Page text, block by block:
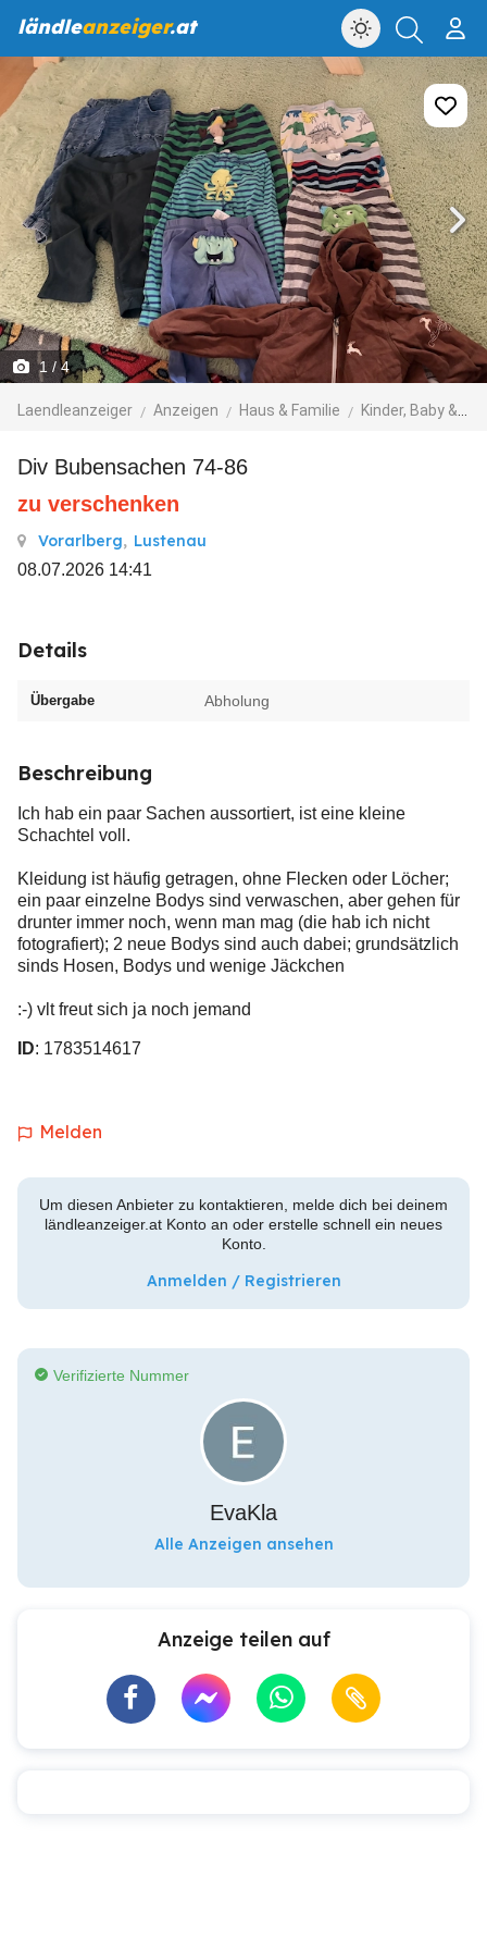
ländleanzeiger.at
1 / 4
Laendleanzeiger Anzeigen Haus & Familie Kinder, Baby & Spielzeug
Div Bubensachen 74-86
zu verschenken
Vorarlberg, Lustenau
08.07.2026 14:41
Details
Übergabe Abholung
Beschreibung
Ich hab ein paar Sachen aussortiert, ist eine kleine
Schachtel voll.
Kleidung ist häufig getragen, ohne Flecken oder Löcher;
ein paar einzelne Bodys sind verwaschen, aber gehen für
drunter immer noch, wenn man mag (die hab ich nicht
fotografiert); 2 neue Bodys sind auch dabei; grundsätzlich
sinds Hosen, Bodys und wenige Jäckchen
:-) vlt freut sich ja noch jemand
ID: 1783514617
Melden
Um diesen Anbieter zu kontaktieren, melde dich bei deinem
ländleanzeiger.at Konto an oder erstelle schnell ein neues
Konto.
Anmelden / Registrieren
Verifizierte Nummer
EvaKla
Alle Anzeigen ansehen
Anzeige teilen auf